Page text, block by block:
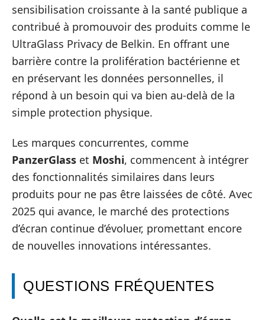
sensibilisation croissante à la santé publique a
contribué à promouvoir des produits comme le
UltraGlass Privacy de Belkin. En offrant une
barrière contre la prolifération bactérienne et
en préservant les données personnelles, il
répond à un besoin qui va bien au-delà de la
simple protection physique.
Les marques concurrentes, comme
PanzerGlass et Moshi, commencent à intégrer
des fonctionnalités similaires dans leurs
produits pour ne pas être laissées de côté. Avec
2025 qui avance, le marché des protections
d’écran continue d’évoluer, promettant encore
de nouvelles innovations intéressantes.
QUESTIONS FRÉQUENTES